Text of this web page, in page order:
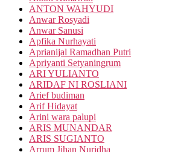
ANTON WAHYUDI
Anwar Rosyadi
Anwar Sanusi
Apfika Nurhayati
Aprianijal Ramadhan Putri
Apriyanti Setyaningrum
ARI YULIANTO
ARIDAF NI ROSLIANI
Arief budiman
Arif Hidayat
Arini wara palupi
ARIS MUNANDAR
ARIS SUGIANTO
Arrum Jihan Nuridha